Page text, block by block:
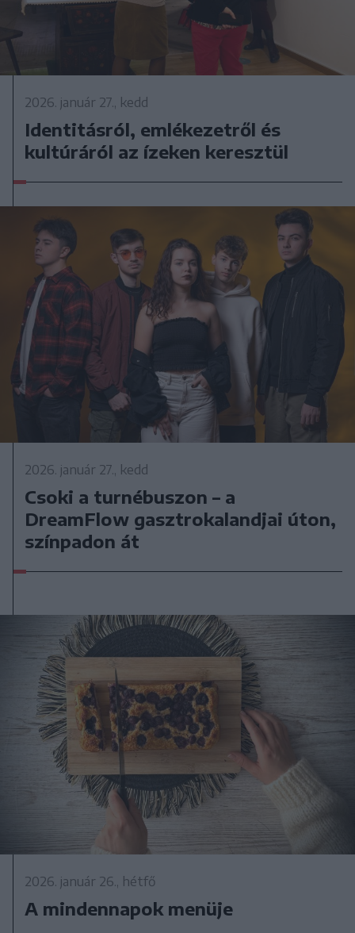
2026. január 27., kedd
Identitásról, emlékezetről és
kultúráról az ízeken keresztül
2026. január 27., kedd
Csoki a turnébuszon – a
DreamFlow gasztrokalandjai úton,
színpadon át
2026. január 26., hétfő
A mindennapok menüje